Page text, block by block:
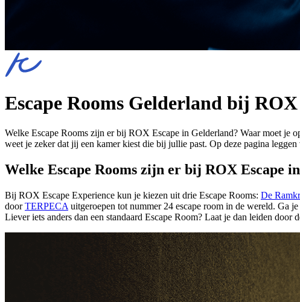
Escape Rooms Gelderland bij
Welke Escape Rooms zijn er bij ROX Escape in Gelderland? Waar moet je
weet je zeker dat jij een kamer kiest die bij jullie past. Op deze pagina
Welke Escape Rooms zijn er bij ROX Escape
Bij ROX Escape Experience kun je kiezen uit drie Escape Rooms: De
doorTERPECA uitgeroepen tot nummer 24 escape room in de wereld. Ga
Liever iets anders dan een standaard Escape Room? Laat je dan leiden